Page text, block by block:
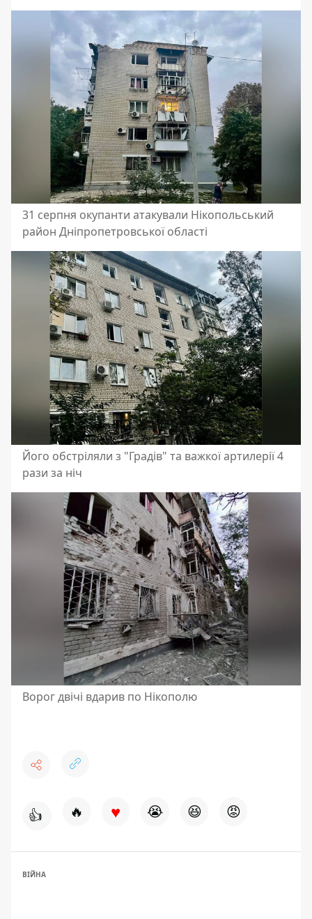
31 серпня окупанти атакували Нікопольський
район Дніпропетровської області
Його обстріляли з "Градів" та важкої артилерії 4
рази за ніч
Ворог двічі вдарив по Нікополю
👍 🔥 ♥ 😭 😆 😡
ВІЙНА